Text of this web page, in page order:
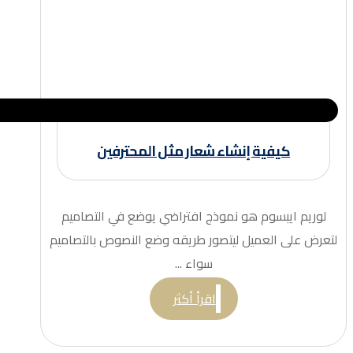
كيفية إنشاء شعار مثل المحترفين
لوريم ايبسوم هو نموذج افتراضي يوضع في التصاميم
لتعرض على العميل ليتصور طريقه وضع النصوص بالتصاميم
سواء ...
اقرأ أكثر